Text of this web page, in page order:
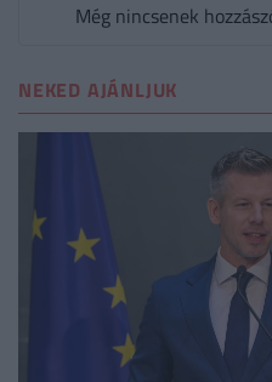
Még nincsenek
NEKED AJÁNLJUK